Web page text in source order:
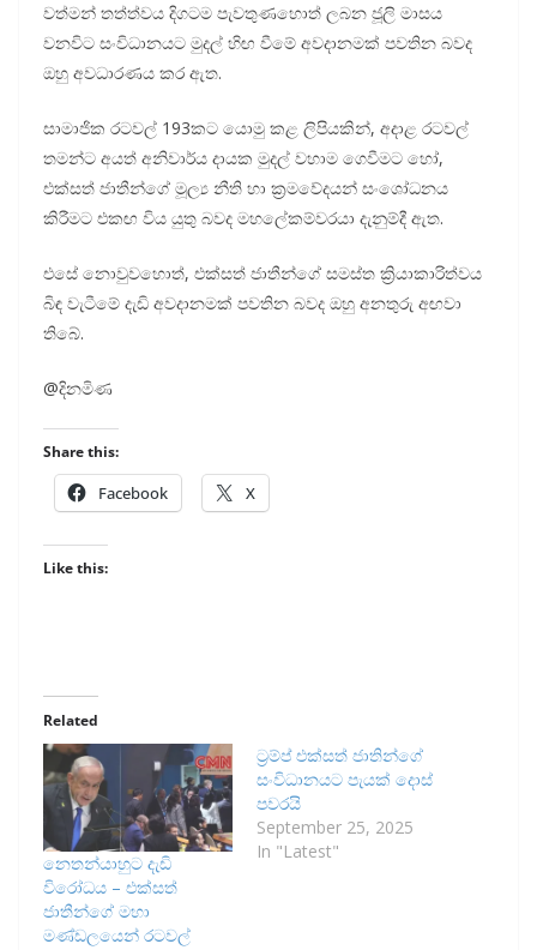
වත්මන් තත්ත්වය දිගටම පැවතුණහොත් ලබන ජූලි මාසය
වනවිට සංවිධානයට මුදල් හිඟ වීමේ අවදානමක් පවතින බවද
ඔහු අවධාරණය කර ඇත.
සාමාජික රටවල් 193කට යොමු කළ ලිපියකින්, අදාළ රටවල්
තමන්ට අයත් අනිවාර්ය දායක මුදල් වහාම ගෙවීමට හෝ,
එක්සත් ජාතීන්ගේ මූල්‍ය නීති හා ක්‍රමවේදයන් සංශෝධනය
කිරීමට එකඟ විය යුතු බවද මහලේකම්වරයා දැනුම්දී ඇත.
එසේ නොවුවහොත්, එක්සත් ජාතීන්ගේ සමස්ත ක්‍රියාකාරිත්වය
බිඳ වැටීමේ දැඩි අවදානමක් පවතින බවද ඔහු අනතුරු අඟවා
තිබේ.
@දිනමිණ
Share this:
Facebook X
Like this:
Related
නෙතන්යාහුට දැඩි
විරෝධය – එක්සත්
ජාතීන්ගේ මහා
මණ්ඩලයෙන් රටවල්
ට්‍රම්ප් එක්සත් ජාතින්ගේ
සංවිධාන‍යට පැයක් දොස්
පවරයි
September 25, 2025
In "Latest"